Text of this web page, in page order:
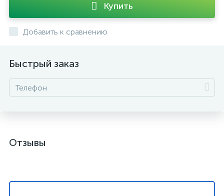
Купить
Добавить к сравнению
Быстрый заказ
Отзывы